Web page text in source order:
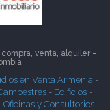
venta, alquiler -
en Venta Armenia -
- Edificios-
Oficinas y Consultorios